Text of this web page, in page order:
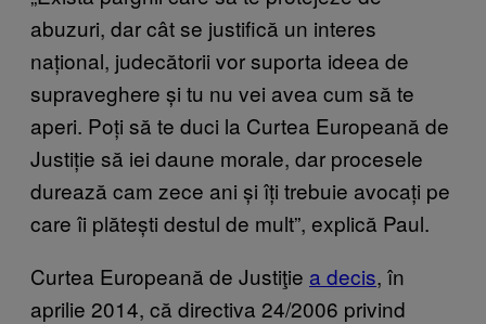
abuzuri, dar cât se justifică un interes
național, judecătorii vor suporta ideea de
supraveghere și tu nu vei avea cum să te
aperi. Poți să te duci la Curtea Europeană de
Justiție să iei daune morale, dar procesele
durează cam zece ani și îți trebuie avocați pe
care îi plătești destul de mult”, explică Paul.
Curtea Europeană de Justiţie a decis, în
aprilie 2014, că directiva 24/2006 privind